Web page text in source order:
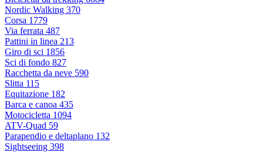
Nordic Walking 370
Corsa 1779
Via ferrata 487
Pattini in linea 213
Giro di sci 1856
Sci di fondo 827
Racchetta da neve 590
Slitta 115
Equitazione 182
Barca e canoa 435
Motocicletta 1094
ATV-Quad 59
Parapendio e deltaplano 132
Sightseeing 398